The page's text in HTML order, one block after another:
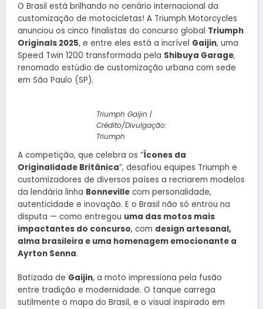
O Brasil está brilhando no cenário internacional da
customização de motocicletas! A Triumph Motorcycles
anunciou os cinco finalistas do concurso global Triumph
Originals 2025, e entre eles está a incrível Gaijin, uma
Speed Twin 1200 transformada pela Shibuya Garage,
renomado estúdio de customização urbana com sede
em São Paulo (SP).
Triumph Gaijin |
Crédito/Divulgação:
Triumph
A competição, que celebra os “Ícones da
Originalidade Britânica”, desafiou equipes Triumph e
customizadores de diversos países a recriarem modelos
da lendária linha Bonneville com personalidade,
autenticidade e inovação. E o Brasil não só entrou na
disputa — como entregou uma das motos mais
impactantes do concurso, com design artesanal,
alma brasileira e uma homenagem emocionante a
Ayrton Senna.
Batizada de Gaijin, a moto impressiona pela fusão
entre tradição e modernidade. O tanque carrega
sutilmente o mapa do Brasil, e o visual inspirado em